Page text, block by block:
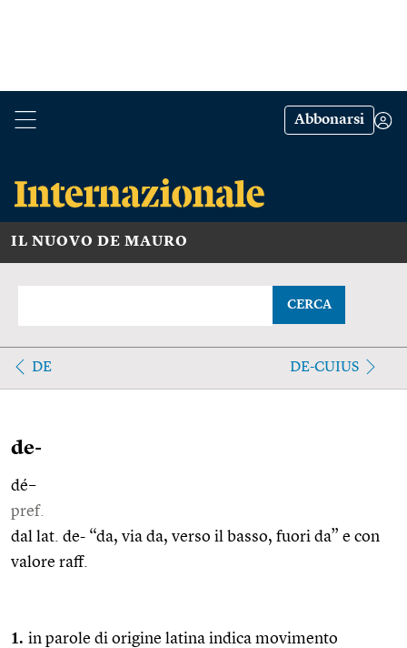
Abbonarsi
IL NUOVO DE MAURO
CERCA
DE DE-CUIUS
de-
dé–
pref.
dal lat. de- “da, via da, verso il basso, fuori da” e con
valore raff.
1. in parole di origine latina indica movimento